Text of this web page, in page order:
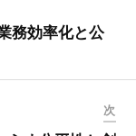
務効率化と公
次